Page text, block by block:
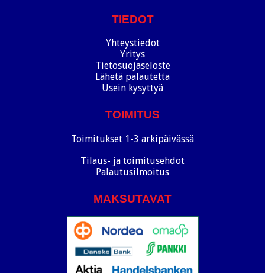
TIEDOT
Yhteystiedot
Yritys
Tietosuojaseloste
Lähetä palautetta
Usein kysyttyä
TOIMITUS
Toimitukset 1-3 arkipäivässä
Tilaus- ja toimitusehdot
Palautusilmoitus
MAKSUTAVAT